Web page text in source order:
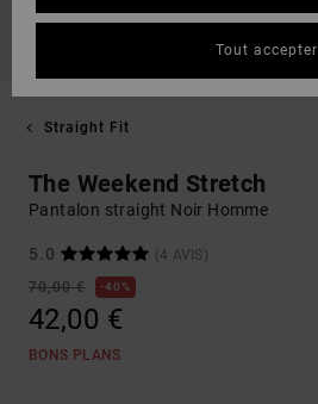
Straight Fit
The Weekend Stretch
Pantalon straight Noir Homme
5.0
(4 AVIS)
70,00 €
40%
42,00 €
BONS PLANS
Tout accepter